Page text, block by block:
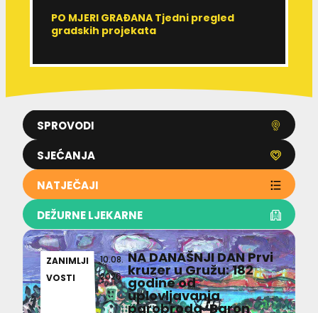
SPROVODI
SJEĆANJA
NATJEČAJI
DEŽURNE LJEKARNE
PO MJERI GRAĐANA Tjedni pregled
gradskih projekata
ZANIMLJI
VOSTI
10.08.
2026
NA DANAŠNJI DAN Prvi
kruzer u Gružu: 182
godine od
uplovljavanja
parobroda ‘Baron